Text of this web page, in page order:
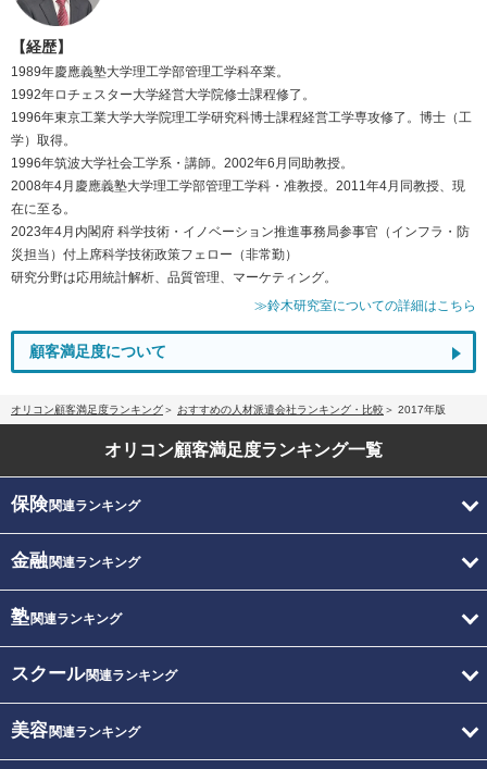
【経歴】
1989年慶應義塾大学理工学部管理工学科卒業。
1992年ロチェスター大学経営大学院修士課程修了。
1996年東京工業大学大学院理工学研究科博士課程経営工学専攻修了。博士（工
学）取得。
1996年筑波大学社会工学系・講師。2002年6月同助教授。
2008年4月慶應義塾大学理工学部管理工学科・准教授。2011年4月同教授、現
在に至る。
2023年4月内閣府 科学技術・イノベーション推進事務局参事官（インフラ・防
災担当）付上席科学技術政策フェロー（非常勤）
研究分野は応用統計解析、品質管理、マーケティング。
≫鈴木研究室についての詳細はこちら
顧客満足度について
オリコン顧客満足度ランキング おすすめの人材派遣会社ランキング・比較 2017年版
オリコン顧客満足度ランキング一覧
保険関連ランキング
金融関連ランキング
塾関連ランキング
スクール関連ランキング
美容関連ランキング